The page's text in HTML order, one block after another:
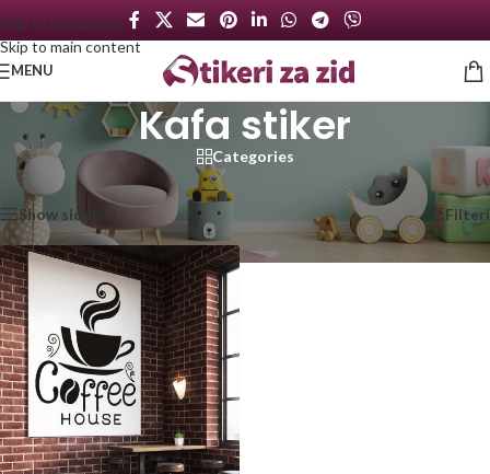
Skip to navigation
Skip to main content
MENU
Kafa stiker
Categories
Početna
Proizvod označen „Kafa stiker“ Prikazan jedan rezultat
Show sidebar Filteri